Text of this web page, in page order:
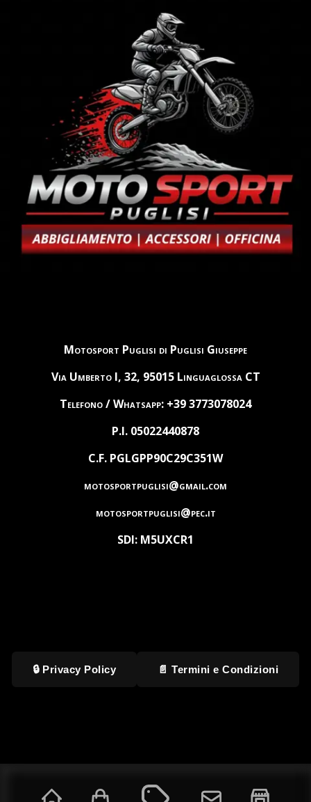
Motosport Puglisi di Puglisi Giuseppe
Via Umberto I, 32, 95015 Linguaglossa CT
Telefono / Whatsapp: +39 3773078024
P.I. 05022440878
C.F. PGLGPP90C29C351W
motosportpuglisi@gmail.com
motosportpuglisi@pec.it
SDI: M5UXCR1
🔒 Privacy Policy 📄 Termini e Condizioni